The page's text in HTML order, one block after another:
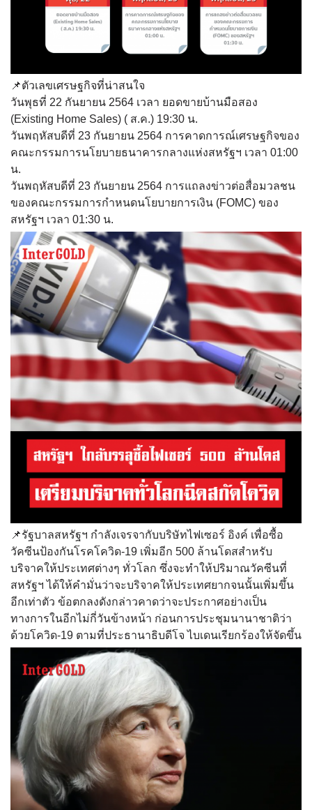
📌ตัวเลขเศรษฐกิจที่น่าสนใจ
วันพุธที่ 22 กันยายน 2564 เวลา ยอดขายบ้านมือสอง
(Existing Home Sales) ( ส.ค.) 19:30 น.
วันพฤหัสบดีที่ 23 กันยายน 2564 การคาดการณ์เศรษฐกิจของ
คณะกรรมการนโยบายธนาคารกลางแห่งสหรัฐฯ เวลา 01:00
น.
วันพฤหัสบดีที่ 23 กันยายน 2564 การแถลงข่าวต่อสื่อมวลชน
ของคณะกรรมการกำหนดนโยบายการเงิน (FOMC) ของ
สหรัฐฯ เวลา 01:30 น.
📌รัฐบาลสหรัฐฯ กำลังเจรจากับบริษัทไฟเซอร์ อิงค์ เพื่อซื้อ
วัคซีนป้องกันโรคโควิด-19 เพิ่มอีก 500 ล้านโดสสำหรับ
บริจาคให้ประเทศต่างๆ ทั่วโลก ซึ่งจะทำให้ปริมาณวัคซีนที่
สหรัฐฯ ได้ให้คำมั่นว่าจะบริจาคให้ประเทศยากจนนั้นเพิ่มขึ้น
อีกเท่าตัว ข้อตกลงดังกล่าวคาดว่าจะประกาศอย่างเป็น
ทางการในอีกไม่กี่วันข้างหน้า ก่อนการประชุมนานาชาติว่า
ด้วยโควิด-19 ตามที่ประธานาธิบดีโจ ไบเดนเรียกร้องให้จัดขึ้น